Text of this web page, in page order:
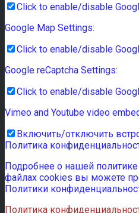
Click to enable/disable
Google Map Settings:
Click to enable/disable
Google reCaptcha Settings:
Click to enable/disable
Vimeo and Youtube video
Включить/отключить
Политика
Подробнее о нашей
файлах cookies вы можете
Политики
Политика